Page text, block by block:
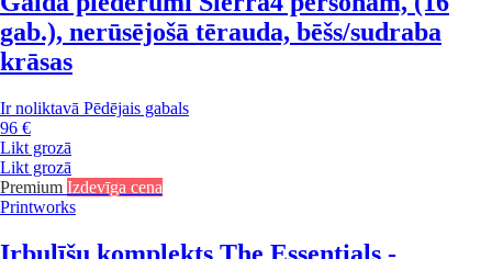
gab.), nerūsējošā tērauda, bēšs/sudraba
krāsas
Ir noliktavā Pēdējais gabals
96 €
Likt grozā
Likt grozā
Premium Izdevīga cena
Printworks
Irbulīšu komplekts The Essentials -